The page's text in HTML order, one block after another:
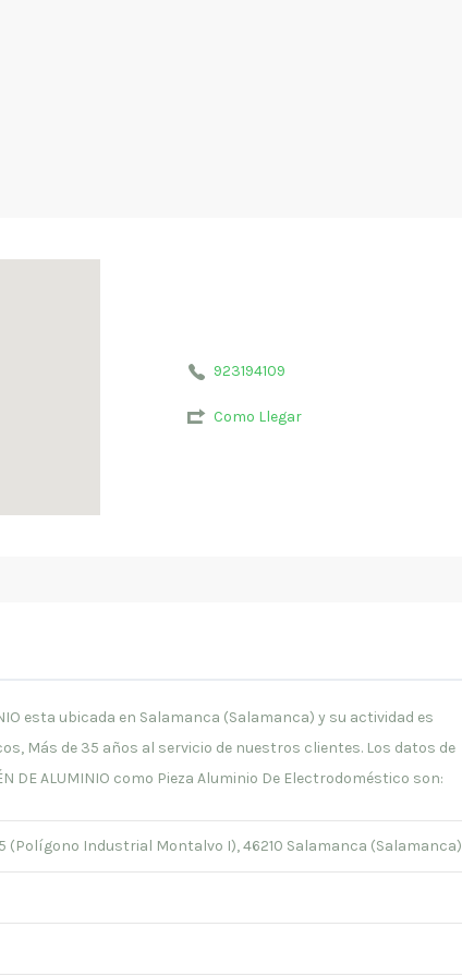
923194109
Como Llegar
esta ubicada en Salamanca (Salamanca) y su actividad es
Más de 35 años al servicio de nuestros clientes. Los datos de
DE ALUMINIO como Pieza Aluminio De Electrodoméstico son:
(Polígono Industrial Montalvo I), 46210 Salamanca (Salamanca)